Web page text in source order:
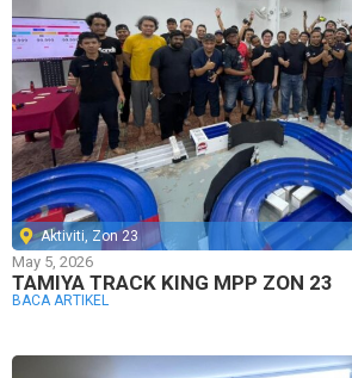
Aktiviti Zon 23
May 5, 2026
TAMIYA TRACK KING MPP ZON 23
BACA ARTIKEL